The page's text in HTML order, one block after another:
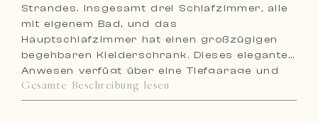
Strandes. Insgesamt drei Schlafzimmer, alle
mit eigenem Bad, und das
Hauptschlafzimmer hat einen großzügigen
begehbaren Kleiderschrank. Dieses elegante
Anwesen verfügt über eine Tiefgarage und
einen Lagerraum, der auch mit dem Aufzug
erreichbar ist.
Gesamte Beschreibung lesen